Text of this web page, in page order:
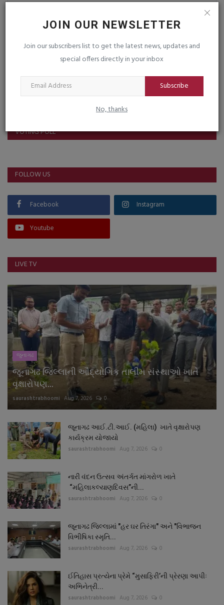
JOIN OUR NEWSLETTER
Join our subscribers list to get the latest news, updates and
special offers directly in your inbox
Subscribe
No, thanks
VOTING POLL
FOLLOW US
Facebook Instagram
Youtube
LIVE TV
જુનાગઢ
જૂનાગઢ જિલ્લાની ઔદ્યોગિક તાલીમ સંસ્થાઓ ખાતે
વૃક્ષારોપણ...
saurashtrabhoomi Aug 7, 2026 0
જૂનાગઢ આઈ.ટી.આઈ. (મહિલા) ખાતે વૃક્ષારોપણ
કાર્યક્રમ યોજાયો
saurashtrabhoomi Aug 7, 2026 0
નારી વંદન ઉત્સવ અંતર્ગત માંગરોળ ખાતે
“મહિલાકલ્યાણદિવસ”ની...
saurashtrabhoomi Aug 7, 2026 0
જૂનાગઢ જિલ્લામાં "હર ઘર તિરંગા" અને "વિભાજન
વિભીષિકા સ્મૃતિ...
saurashtrabhoomi Aug 7, 2026 0
ઈતિહાસ પ્રત્યેના પ્રેમે “મુસાફિરી’ની પ્રેરણા આપીઃ
અભિનેત્રી...
saurashtrabhoomi Aug 7, 2026 0